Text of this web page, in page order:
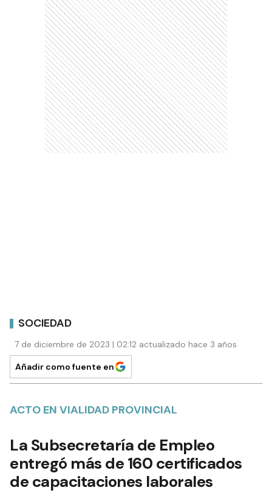
SOCIEDAD
7 de diciembre de 2023 | 02:12 actualizado hace 3 años
Añadir como fuente en
ACTO EN VIALIDAD PROVINCIAL
La Subsecretaría de Empleo
entregó más de 160 certificados
de capacitaciones laborales